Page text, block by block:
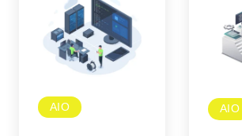
AIO AIO